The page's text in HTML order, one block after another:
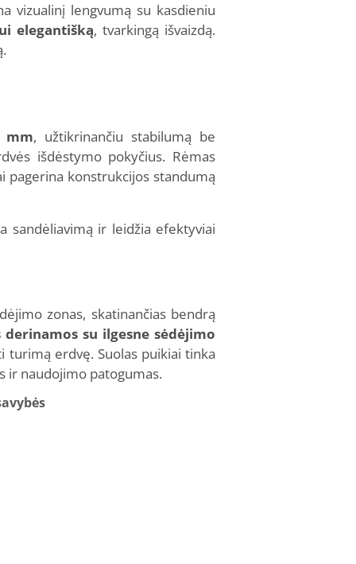
vizualinį lengvumą su kasdieniu
elegantišką, tvarkingą išvaizdą.
mm, užtikrinančiu stabilumą be
išdėstymo pokyčius. Rėmas
pagerina konstrukcijos standumą
sandėliavimą ir leidžia efektyviai
zonas, skatinančias bendrą
su ilgesne sėdėjimo
turimą erdvę. Suolas puikiai tinka
ir naudojimo patogumas.